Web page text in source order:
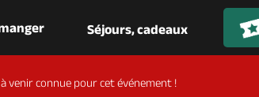
Séjours, cadeaux
venir connue pour cet événement !